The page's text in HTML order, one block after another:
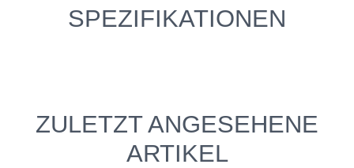
SPEZIFIKATIONEN
ZULETZT ANGESEHENE
ARTIKEL